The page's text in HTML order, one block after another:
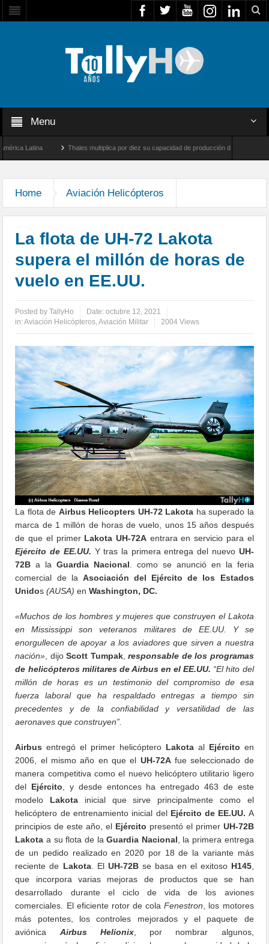
Menu
Thales multiplica por diez su capacidad de producción de radares en Brasil
Home Aviación Helicópteros
La flota de UH-72 Lakota
supera el millón de horas de
vuelo en EE.UU.
Posted byTallyHo Date:octubre 12, 2021
in:Aviación Helicópteros,Aviación Militar 2004 Views
La flota de Airbus Helicopters UH-72 Lakota ha superado la
marca de 1 millón de horas de vuelo, unos 15 años después
de que el primer Lakota UH-72A entrara en servicio para el
Ejército de EE.UU. Y tras la primera entrega del nuevoUH-
72B a laGuardia Nacional . como se anunció en la feria
comercial de la Asociación del Ejército de los Estados
Unidos(AUSA) enWashington, DC.
«Muchos de los hombres y mujeres que construyen el Lakota
en Mississippi son veteranos militares de EE.UU. Y se
enorgullecen de apoyar a los aviadores que sirven a nuestra
nación» , dijoScott Tumpak,responsable de los programas
de helicópteros militares de Airbus en el EE.UU. “El hito del
millón de horas es un testimonio del compromiso de esa
fuerza laboral que ha respaldado entregas a tiempo sin
precedentes y de la confiabilidad y versatilidad de las
aeronaves que construyen”.
Airbus entregó el primer helicóptero Lakotaal Ejército en
2006, el mismo año en que el UH-72Afue seleccionado de
manera competitiva como el nuevo helicóptero utilitario ligero
del Ejército , y desde entonces ha entregado 463 de este
modelo Lakota inicial que sirve principalmente como el
helicóptero de entrenamiento inicial del Ejército de EE.UU. A
principios de este año, el Ejército presentó el primer UH-72B
Lakota a su flota de laGuardia Nacional , la primera entrega
de un pedido realizado en 2020 por 18 de la variante más
reciente de Lakota. El UH-72Bse basa en el exitoso H145,
que incorpora varias mejoras de productos que se han
desarrollado durante el ciclo de vida de los aviones
comerciales. El eficiente rotor de colaFenestron , los motores
más potentes, los controles mejorados y el paquete de
aviónica Airbus Helionix, por nombrar algunos,